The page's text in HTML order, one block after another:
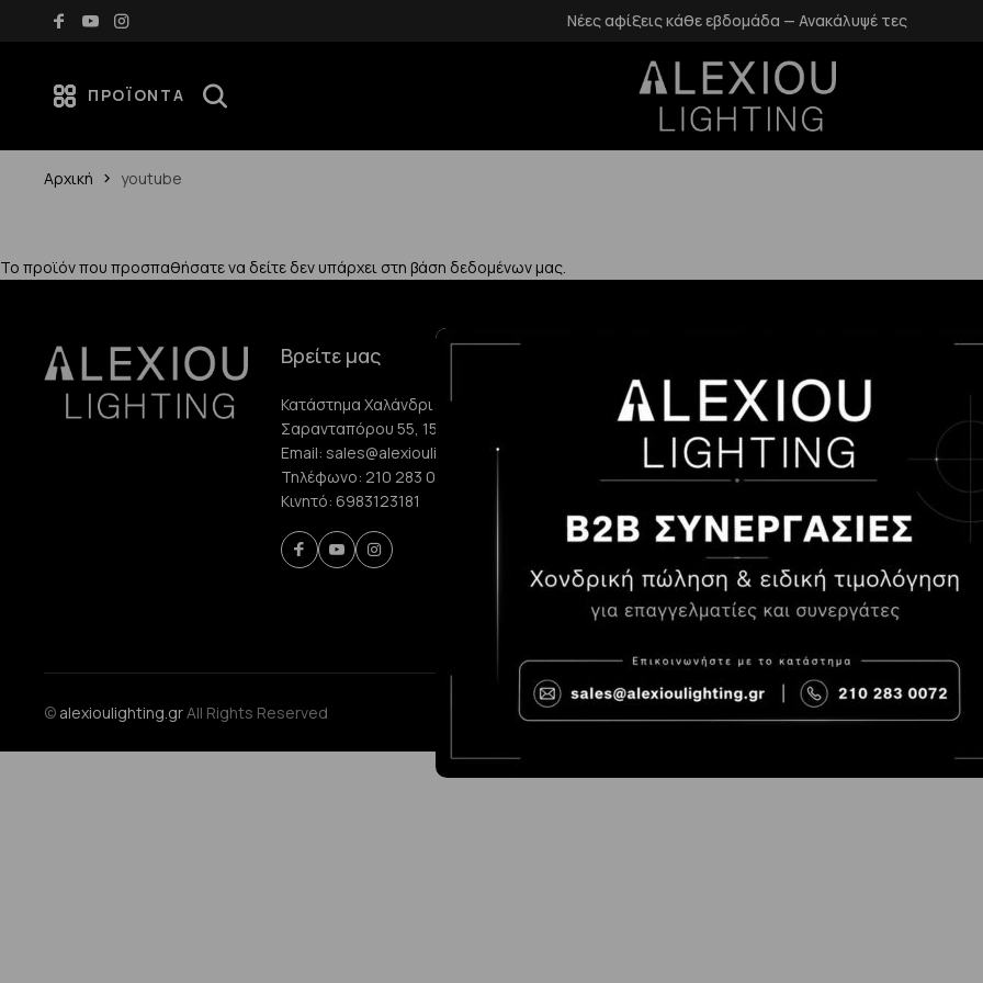
Δωρεάν μεταφορικά για αγορές άνω των 70€ Νέες αφίξεις κάθε εβδομάδα — Ανακάλυψέ τες
ΠΡΟΪΌΝΤΑ
Αρχική youtube
Το προϊόν που προσπαθήσατε να δείτε δεν υπάρχει στη βάση δεδομένων μας.
Βρείτε μας
Κατάστημα Χαλάνδρι:
Σαρανταπόρου 55, 15232, Χαλάνδρι
Email: sales@alexioulighting.gr
Τηλέφωνο: 210 283 0072
Κινητό: 6983123181
Η Εταιρεία μας
Επικοινωνία
Blog
Τρόποι Παραγγελίας
Τρόποι Αποστολής και
κόστος
Επιστροφές
Προστασία
Δεδομένων
Όροι χρήσης
Cookies
Consent
© alexioulighting.grAll Rights Reserved